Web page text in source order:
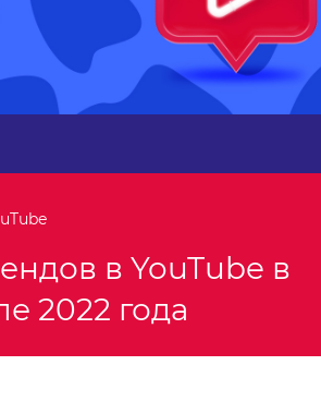
в YouTube в
2022 года